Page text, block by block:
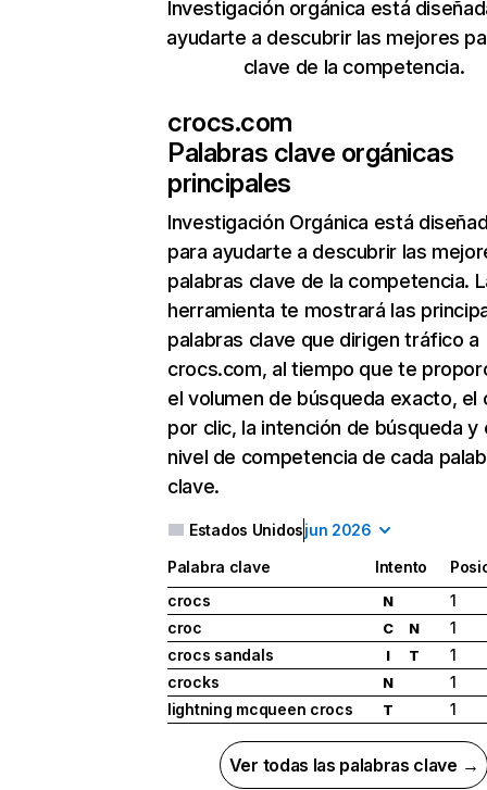
Investigación orgánica está
ayudarte a descubrir las mejores
clave de la competencia.
crocs.com
Palabras clave orgánicas
principales
Investigación Orgánica está
para ayudarte a descubrir las
palabras clave de la competencia.
herramienta te mostrará las
palabras clave que dirigen tráfico a
crocs.com, al tiempo que te
el volumen de búsqueda exacto, el
por clic, la intención de búsqueda y
nivel de competencia de cada
clave.
Estados Unidosjun 2026
Palabra clave Intento
crocs
N
1
croc
C N
1
crocs sandals
I T
1
crocks
N
1
lightning mcqueen crocs
T 1
Ver todas las palabras clave →